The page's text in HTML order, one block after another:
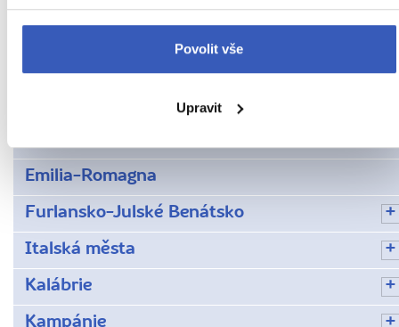
Povolit vše
Upravit
Apulie
Emilia-Romagna
Furlansko-Julské Benátsko
Italská města
Kalábrie
Kampánie